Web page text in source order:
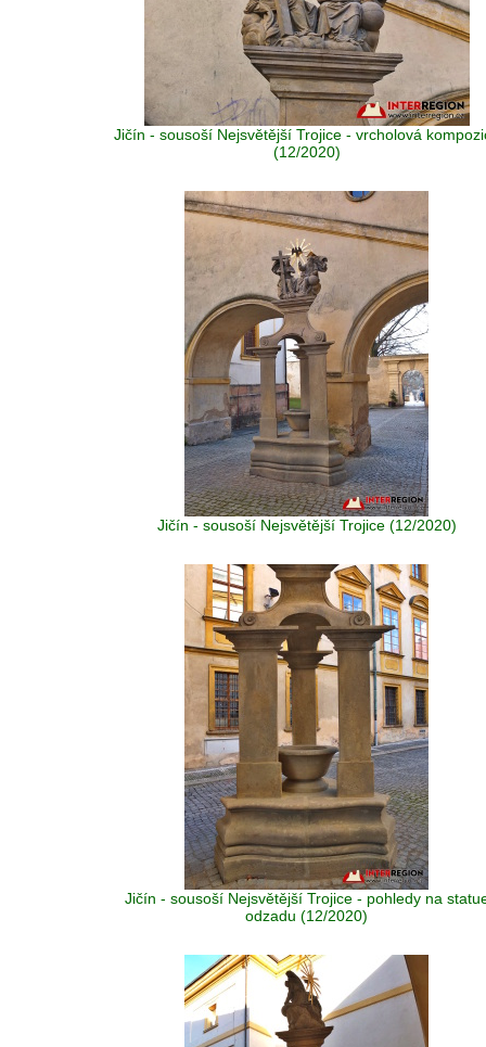
Jičín - sousoší Nejsvětější Trojice - vrcholová
(12/2020)
Jičín - sousoší Nejsvětější Trojice (12/2020)
Jičín - sousoší Nejsvětější Trojice - pohledy na
odzadu (12/2020)